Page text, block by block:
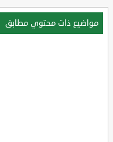
مواضيع ذات محتوي مطابق